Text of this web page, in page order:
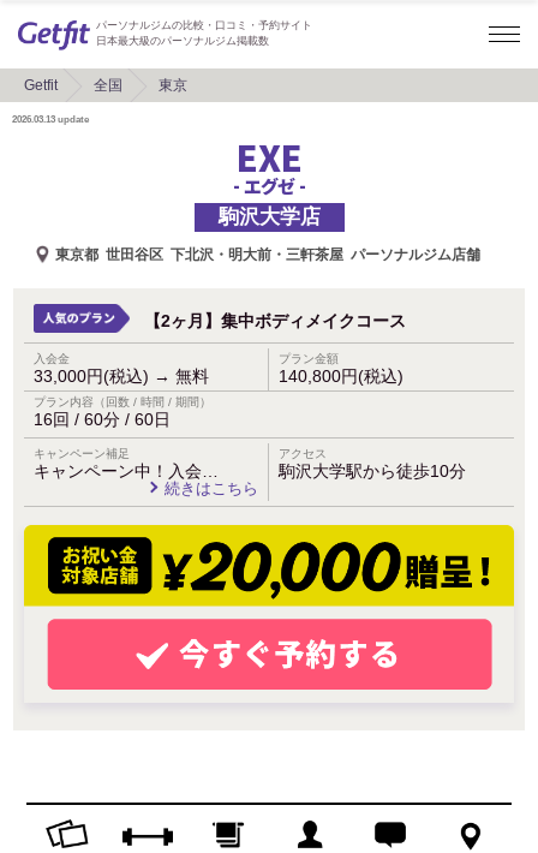
パーソナルジムの比較・口コミ・予約サイト
日本最大級のパーソナルジム掲載数
Getfit 全国 東京
2026.03.13 update
EXE
- エグゼ -
駒沢大学店
東京都 世田谷区 下北沢・明大前・三軒茶屋 パーソナルジム店舗
【2ヶ月】集中ボディメイクコース
入会金
33,000円(税込) → 無料
プラン金額
140,800円(税込)
プラン内容（回数 / 時間 / 期間）
16回 / 60分 / 60日
キャンペーン補足
キャンペーン中！入会…
続きはこちら
アクセス
駒沢大学駅から徒歩10分